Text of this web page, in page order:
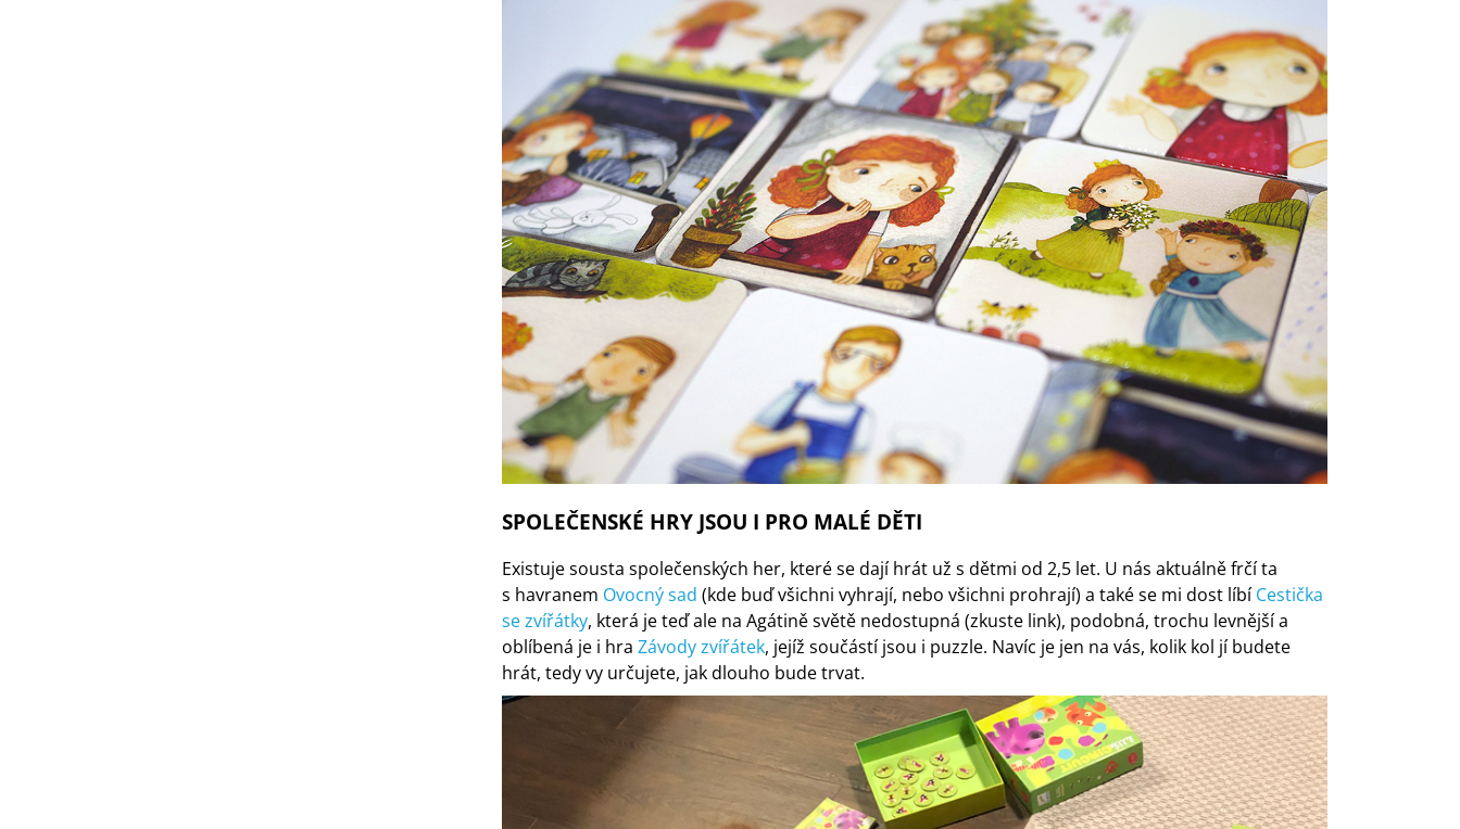
SPOLEČENSKÉ HRY JSOU I PRO MALÉ DĚTI
Existuje sousta společenských her, které se dají hrát už s dětmi od 2,5 let. U nás aktuálně frčí ta
s havranem Ovocný sad (kde buď všichni vyhrají, nebo všichni prohrají) a také se mi dost líbíCestička
se zvířátky, která je teď ale na Agátině světě nedostupná (zkuste link), podobná, trochu levnější a
oblíbená je i hra Závody zvířátek, jejíž součástí jsou i puzzle. Navíc je jen na vás, kolik kol jí budete
hrát, tedy vy určujete, jak dlouho bude trvat.